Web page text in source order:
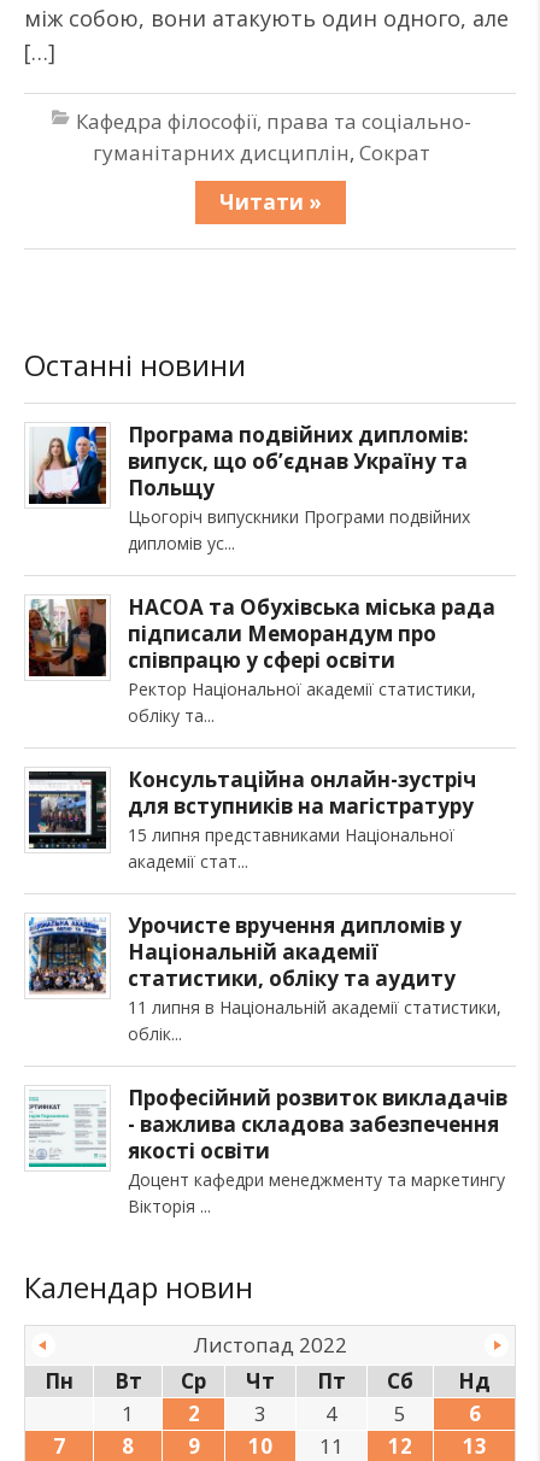
між собою, вони атакують один одного, але
[…]
Кафедра філософії, права та соціально-
гуманітарних дисциплін, Сократ
Читати »
Останні новини
Програма подвійних дипломів:
випуск, що об’єднав Україну та
Польщу
Цьогоріч випускники Програми подвійних
дипломів ус
НАСОА та Обухівська міська рада
підписали Меморандум про
співпрацю у сфері освіти
Ректор Національної академії статистики,
обліку та
Консультаційна онлайн-зустріч
для вступників на магістратуру
15 липня представниками Національної
академії стат
Урочисте вручення дипломів у
Національній академії
статистики, обліку та аудиту
11 липня в Національній академії статистики,
облік
Професійний розвиток викладачів
- важлива складова забезпечення
якості освіти
Доцент кафедри менеджменту та маркетингу
Вікторія
Календар новин
Листопад 2022
Пн
Вт Ср Чт Пт Сб
Нд
1
2 3 4 5
6
7
8 9 10 11 12
13